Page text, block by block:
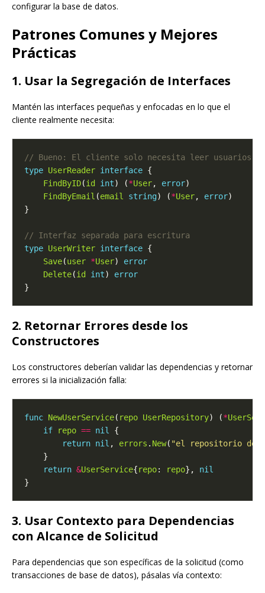
configurar la base de datos.
Patrones Comunes y Mejores
Prácticas
1. Usar la Segregación de Interfaces
Mantén las interfaces pequeñas y enfocadas en lo que el
cliente realmente necesita:
type UserReader interface
FindByID(id int) (*User, error
FindByEmail (email string) (*User, error
type UserWriter interface
Save(user *User) error
Delete(id int) error
2. Retornar Errores desde los
Constructores
Los constructores deberían validar las dependencias y retornar
errores si la inicialización falla:
func NewUserService( repo UserRepository) (*
if
repo == nil
return nil , errors . New( "el repositorio de
return &UserService{repo: repo}, nil
3. Usar Contexto para Dependencias
con Alcance de Solicitud
Para dependencias que son específicas de la solicitud (como
transacciones de base de datos), pásalas vía contexto: